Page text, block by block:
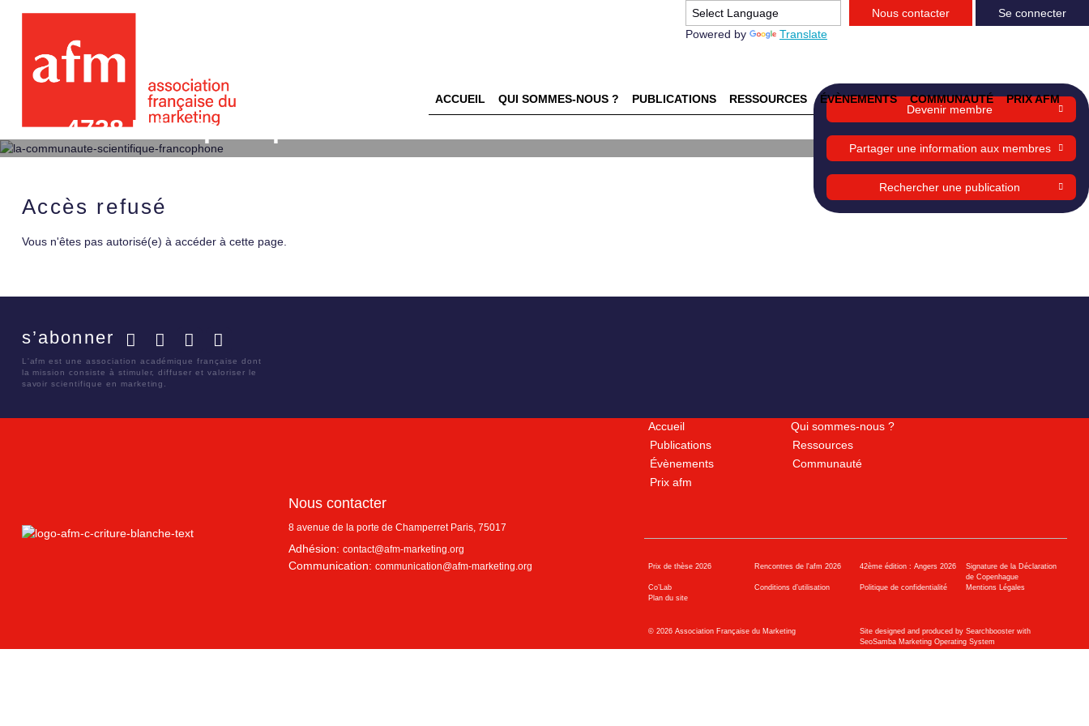
Powered by Translate
Nous contacter Se connecter
ACCUEIL QUI SOMMES-NOUS ? PUBLICATIONS RESSOURCES ÉVÈNEMENTS COMMUNAUTÉ PRIX AFM
4738 Principaux ponts de la recherche commerciale
allemande
Devenir membre
Partager une information aux membres
Rechercher une publication
Accès refusé
Vous n'êtes pas autorisé(e) à accéder à cette page.
s’abonner
L'afm est une association académique française dont
la mission consiste à stimuler, diffuser et valoriser le
savoir scientifique en marketing.
Nous contacter
8 avenue de la porte de Champerret Paris, 75017
Adhésion: contact@afm-marketing.org
Communication: communication@afm-marketing.org
Accueil
Qui sommes-nous ?
Publications
Ressources
Évènements
Communauté
Prix afm
Prix de thèse 2026 Rencontres de l'afm 2026 42ème édition : Angers 2026
Signature de la Déclaration
de Copenhague
Co’Lab
Conditions d’utilisation Politique de confidentialité
Mentions Légales
Plan du site
© 2026Association Française du Marketing
Site designed and produced by Searchbooster with
SeoSamba Marketing Operating System